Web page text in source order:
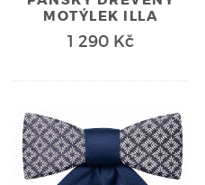
MOTÝLEK ILLA
1 290 Kč